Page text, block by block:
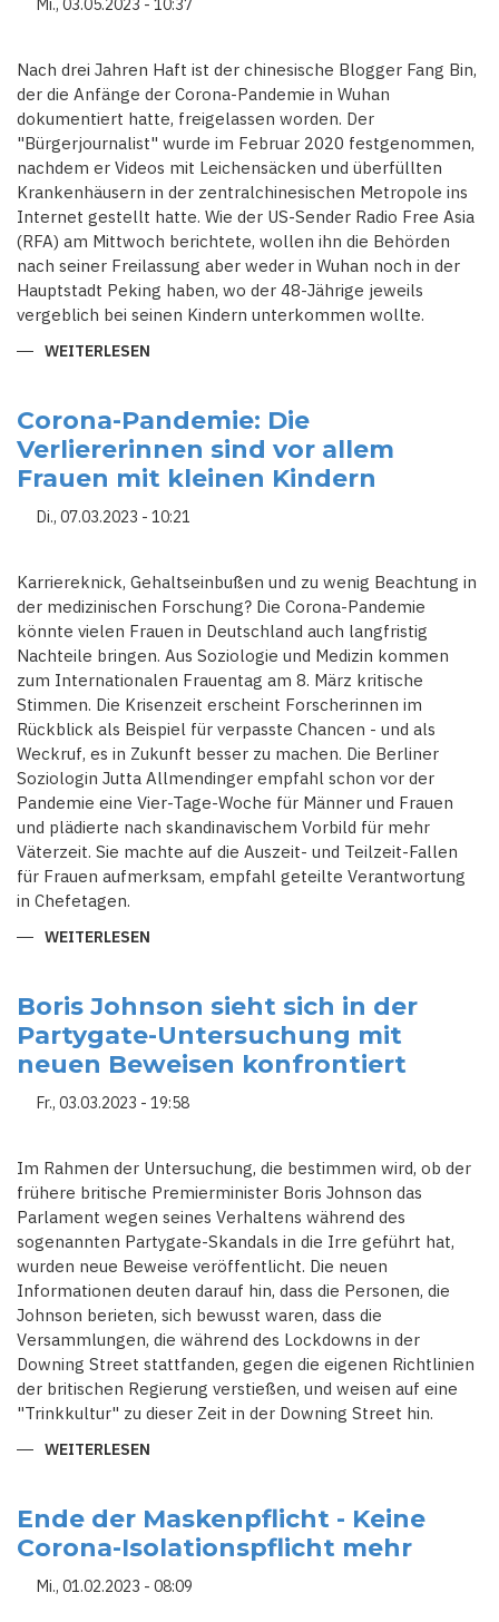
Mi., 03.05.2023 - 10:37
Nach drei Jahren Haft ist der chinesische Blogger Fang Bin,
der die Anfänge der Corona-Pandemie in Wuhan
dokumentiert hatte, freigelassen worden. Der
"Bürgerjournalist" wurde im Februar 2020 festgenommen,
nachdem er Videos mit Leichensäcken und überfüllten
Krankenhäusern in der zentralchinesischen Metropole ins
Internet gestellt hatte. Wie der US-Sender Radio Free Asia
(RFA) am Mittwoch berichtete, wollen ihn die Behörden
nach seiner Freilassung aber weder in Wuhan noch in der
Hauptstadt Peking haben, wo der 48-Jährige jeweils
vergeblich bei seinen Kindern unterkommen wollte.
WEITERLESEN
CORONA-
PANDEMIE
IN
WUHAN
DOKUMENTIERTE
NACH
3
JAHREN
Corona-Pandemie: Die
Verliererinnen sind vor allem
Frauen mit kleinen Kindern
Di., 07.03.2023 - 10:21
Karriereknick, Gehaltseinbußen und zu wenig Beachtung in
der medizinischen Forschung? Die Corona-Pandemie
könnte vielen Frauen in Deutschland auch langfristig
Nachteile bringen. Aus Soziologie und Medizin kommen
zum Internationalen Frauentag am 8. März kritische
Stimmen. Die Krisenzeit erscheint Forscherinnen im
Rückblick als Beispiel für verpasste Chancen - und als
Weckruf, es in Zukunft besser zu machen. Die Berliner
Soziologin Jutta Allmendinger empfahl schon vor der
Pandemie eine Vier-Tage-Woche für Männer und Frauen
und plädierte nach skandinavischem Vorbild für mehr
Väterzeit. Sie machte auf die Auszeit- und Teilzeit-Fallen
für Frauen aufmerksam, empfahl geteilte Verantwortung
in Chefetagen.
WEITERLESEN
VERLIERERINNEN
SIND
VOR
ALLEM
FRAUEN
MIT
KLEINEN
KINDERN
Boris Johnson sieht sich in der
Partygate-Untersuchung mit
neuen Beweisen konfrontiert
Fr., 03.03.2023 - 19:58
Im Rahmen der Untersuchung, die bestimmen wird, ob der
frühere britische Premierminister Boris Johnson das
Parlament wegen seines Verhaltens während des
sogenannten Partygate-Skandals in die Irre geführt hat,
wurden neue Beweise veröffentlicht. Die neuen
Informationen deuten darauf hin, dass die Personen, die
Johnson berieten, sich bewusst waren, dass die
Versammlungen, die während des Lockdowns in der
Downing Street stattfanden, gegen die eigenen Richtlinien
der britischen Regierung verstießen, und weisen auf eine
"Trinkkultur" zu dieser Zeit in der Downing Street hin.
WEITERLESEN
SICH
IN
DER
PARTYGATE-
MIT
Ende der Maskenpflicht - Keine
Corona-Isolationspflicht mehr
Mi., 01.02.2023 - 08:09